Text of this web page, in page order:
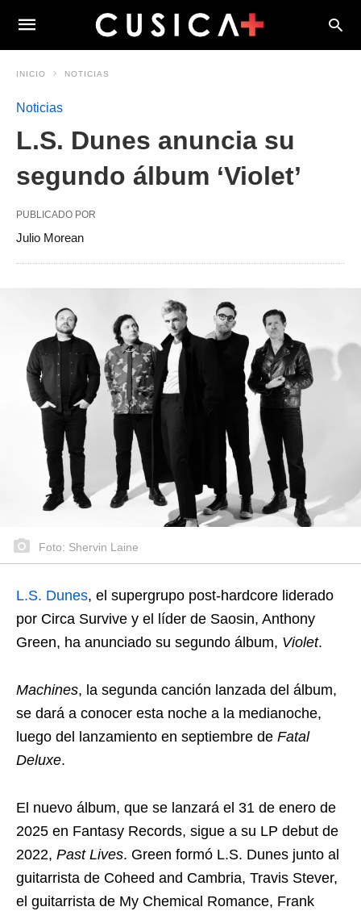
INICIO NOTICIAS
Noticias
L.S. Dunes anuncia su
segundo álbum ‘Violet’
PUBLICADO POR
Julio Morean
Foto: Shervin Laine
L.S. Dunes, el supergrupo post-hardcore liderado
por Circa Survive y el líder de Saosin, Anthony
Green, ha anunciado su segundo álbum, Violet.
Machines, la segunda canción lanzada del álbum,
se dará a conocer esta noche a la medianoche,
luego del lanzamiento en septiembre de Fatal
Deluxe.
El nuevo álbum, que se lanzará el 31 de enero de
2025 en Fantasy Records, sigue a su LP debut de
2022, Past Lives. Green formó L.S. Dunes junto al
guitarrista de Coheed and Cambria, Travis Stever,
el guitarrista de My Chemical Romance, Frank